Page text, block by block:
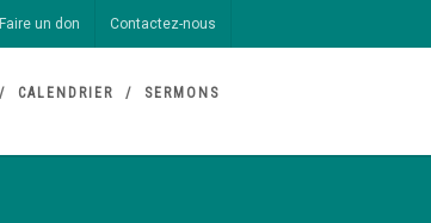
Faire un don Contactez-nous
CALENDRIER SERMONS